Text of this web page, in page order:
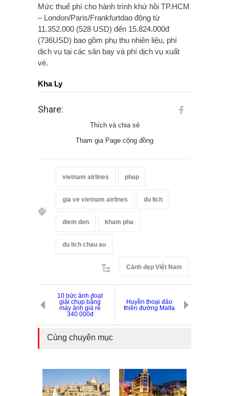
Mức thuế phí cho hành trình khứ hồi TP.HCM
– London/Paris/Frankfurtdao động từ
11.352.000 (528 USD) đến 15.824.000đ
(736USD) bao gồm phụ thu nhiên liệu, phí
dịch vụ tại các sân bay và phí dịch vụ xuất
vé.
Kha Ly
Share:
Thích và chia sẻ
Tham gia Page cộng đồng
vietnam airlines phap
gia ve vietnam airlines du lich
diem den kham pha
du lich chau au
Cảnh đẹp Việt Nam
10 bức ảnh đoạt
giải chụp bằng
máy ảnh giá rẻ
340.000đ
Huyền thoại đảo
thiên đường Malta
Cùng chuyên mục